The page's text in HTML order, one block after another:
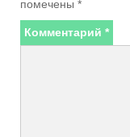
помечены *
Комментарий *